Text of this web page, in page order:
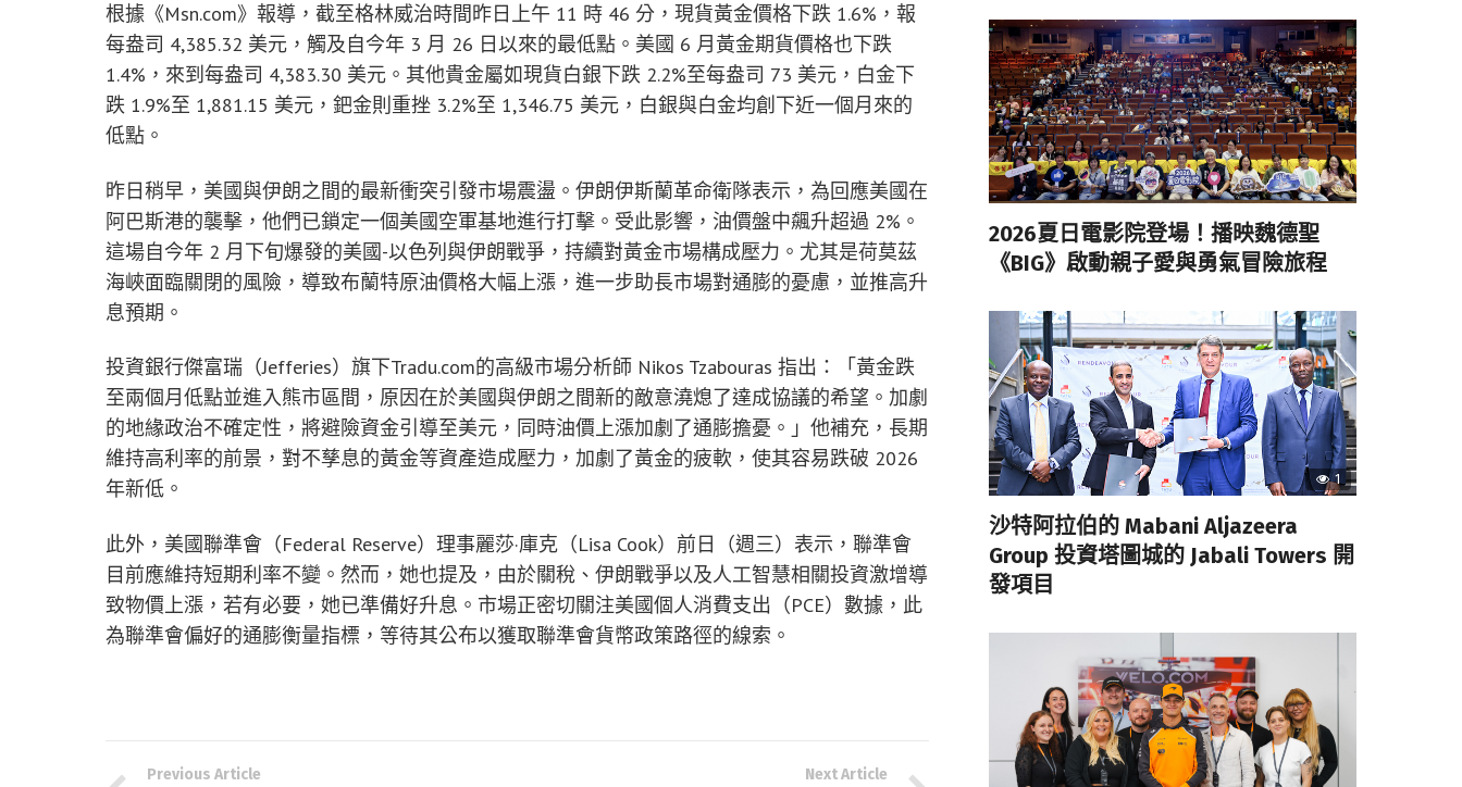
根據《Msn.com》報導，截至格林威治時間昨日上午 11 時 46 分，現貨黃金價格下跌 1.6%，報
每盎司 4,385.32 美元，觸及自今年 3 月 26 日以來的最低點。美國 6 月黃金期貨價格也下跌
1.4%，來到每盎司 4,383.30 美元。其他貴金屬如現貨白銀下跌 2.2%至每盎司 73 美元，白金下
跌 1.9%至 1,881.15 美元，鈀金則重挫 3.2%至 1,346.75 美元，白銀與白金均創下近一個月來的
低點。
昨日稍早，美國與伊朗之間的最新衝突引發市場震盪。伊朗伊斯蘭革命衛隊表示，為回應美國在
阿巴斯港的襲擊，他們已鎖定一個美國空軍基地進行打擊。受此影響，油價盤中飆升超過 2%。
這場自今年 2 月下旬爆發的美國-以色列與伊朗戰爭，持續對黃金市場構成壓力。尤其是荷莫茲
海峽面臨關閉的風險，導致布蘭特原油價格大幅上漲，進一步助長市場對通膨的憂慮，並推高升
息預期。
投資銀行傑富瑞（Jefferies）旗下Tradu.com的高級市場分析師 Nikos Tzabouras 指出：「黃金跌
至兩個月低點並進入熊市區間，原因在於美國與伊朗之間新的敵意澆熄了達成協議的希望。加劇
的地緣政治不確定性，將避險資金引導至美元，同時油價上漲加劇了通膨擔憂。」他補充，長期
維持高利率的前景，對不孳息的黃金等資產造成壓力，加劇了黃金的疲軟，使其容易跌破 2026
年新低。
此外，美國聯準會（Federal Reserve）理事麗莎·庫克（Lisa Cook）前日（週三）表示，聯準會
目前應維持短期利率不變。然而，她也提及，由於關稅、伊朗戰爭以及人工智慧相關投資激增導
致物價上漲，若有必要，她已準備好升息。市場正密切關注美國個人消費支出（PCE）數據，此
為聯準會偏好的通膨衡量指標，等待其公布以獲取聯準會貨幣政策路徑的線索。
Previous Article Next Article
2026夏日電影院登場！播映魏德聖
《BIG》啟動親子愛與勇氣冒險旅程
1
沙特阿拉伯的 Mabani Aljazeera
Group 投資塔圖城的 Jabali Towers 開
發項目